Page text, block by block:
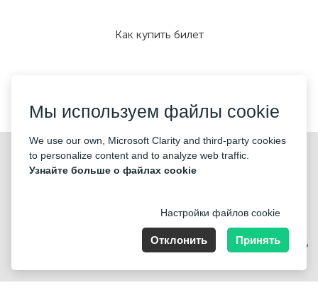
©2026 «KONTRAMARKA OÜ» Все права защищены
Как купить билет
Harju maakond, Tallinn, Kesklinna linnaosa, Pärnu mnt 139b, 11317
Мы используем файлы cookie
We use our own, Microsoft Clarity and third-party cookies
to personalize content and to analyze web traffic.
Узнайте больше о файлах cookie
Настройки файлов cookie
Отклонить Принять